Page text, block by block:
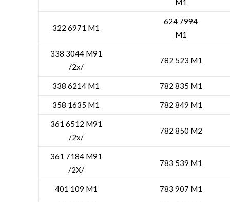
322 6971 M1
624 7994
M1
338 3044 M91
/2x/
782 523 M1
338 6214 M1 782 835 M1
358 1635 M1 782 849 M1
361 6512 M91
/2x/
782 850 M2
361 7184 M91
/2X/
783 539 M1
401 109 M1 783 907 M1